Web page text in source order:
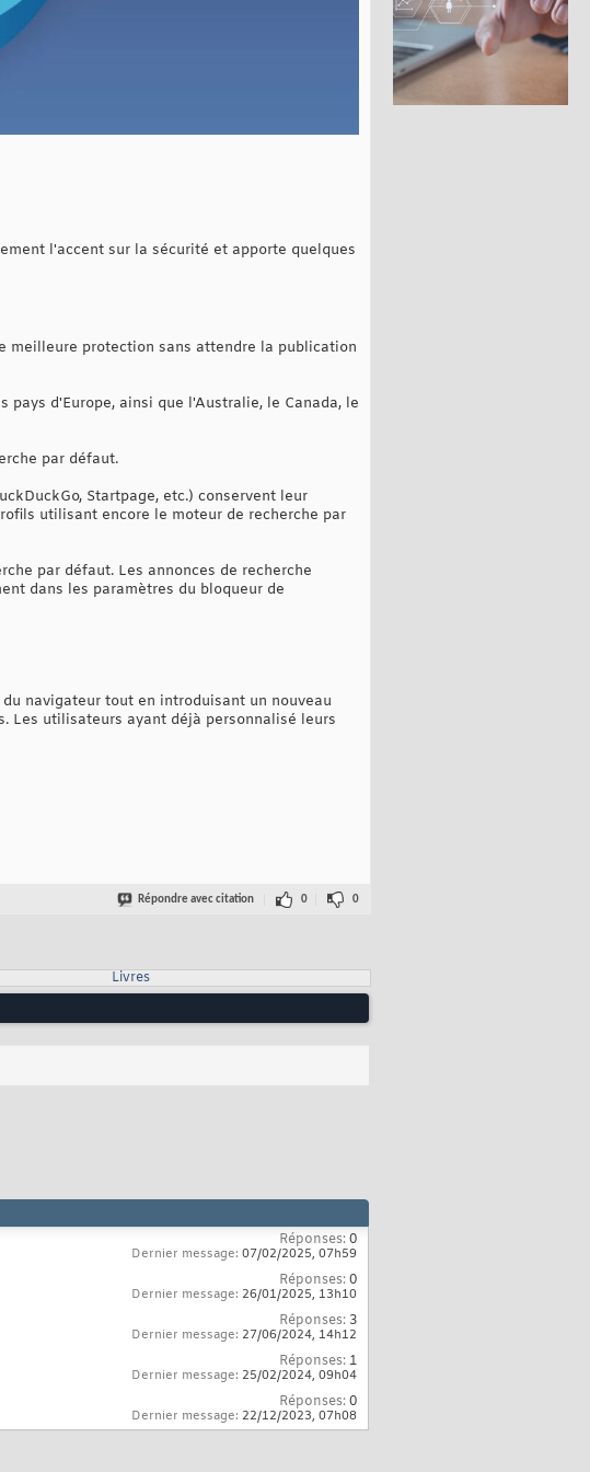
l'accent sur la sécurité et apporte quelques
meilleure protection sans attendre la publication
d'Europe, ainsi que l'Australie, le Canada, le
par défaut.
Startpage, etc.) conservent leur
utilisant encore le moteur de recherche par
par défaut. Les annonces de recherche
dans les paramètres du bloqueur de
navigateur tout en introduisant un nouveau
Les utilisateurs ayant déjà personnalisé leurs
Répondre avec citation 0 0
Livres
Réponses:0
Dernier message: 07/02/2025, 07h59
Réponses:0
Dernier message: 26/01/2025, 13h10
Réponses: 3
Dernier message: 27/06/2024, 14h12
Réponses: 1
Dernier message: 25/02/2024, 09h04
Réponses:0
Dernier message: 22/12/2023, 07h08